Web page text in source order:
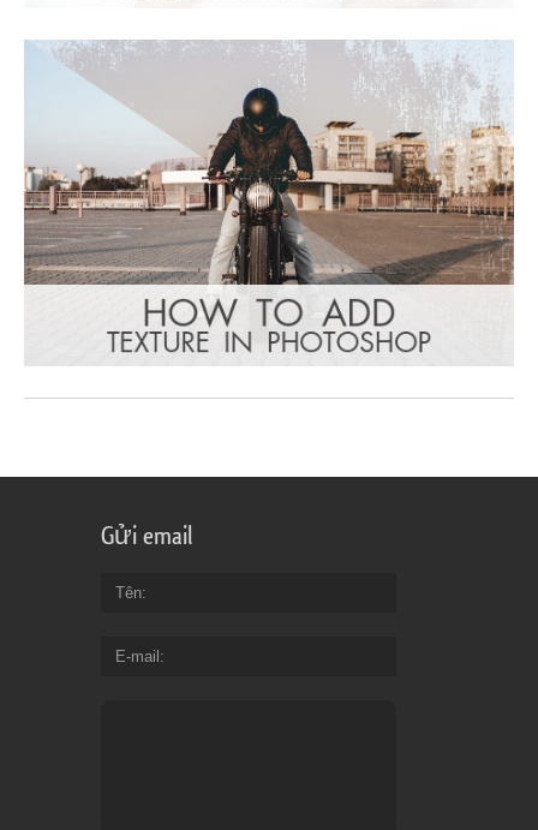
Gửi email
Tên
E-mail